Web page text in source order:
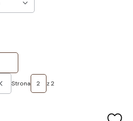
Poprzednie produkty
Strona z 2